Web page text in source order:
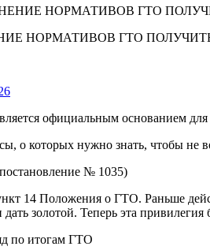
НОРМАТИВОВ ГТО
официальным основанием для
о которых нужно знать, чтобы не
№ 1035)
14 Положения о ГТО. Раньше
золотой. Теперь эта
по итогам ГТО